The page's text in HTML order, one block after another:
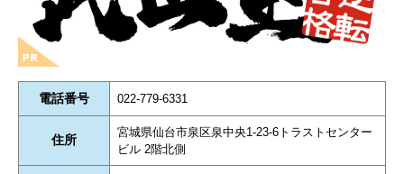
電話番号 022-779-6331
住所
宮城県仙台市泉区泉中央1-23-6トラストセンター
ビル 2階北側